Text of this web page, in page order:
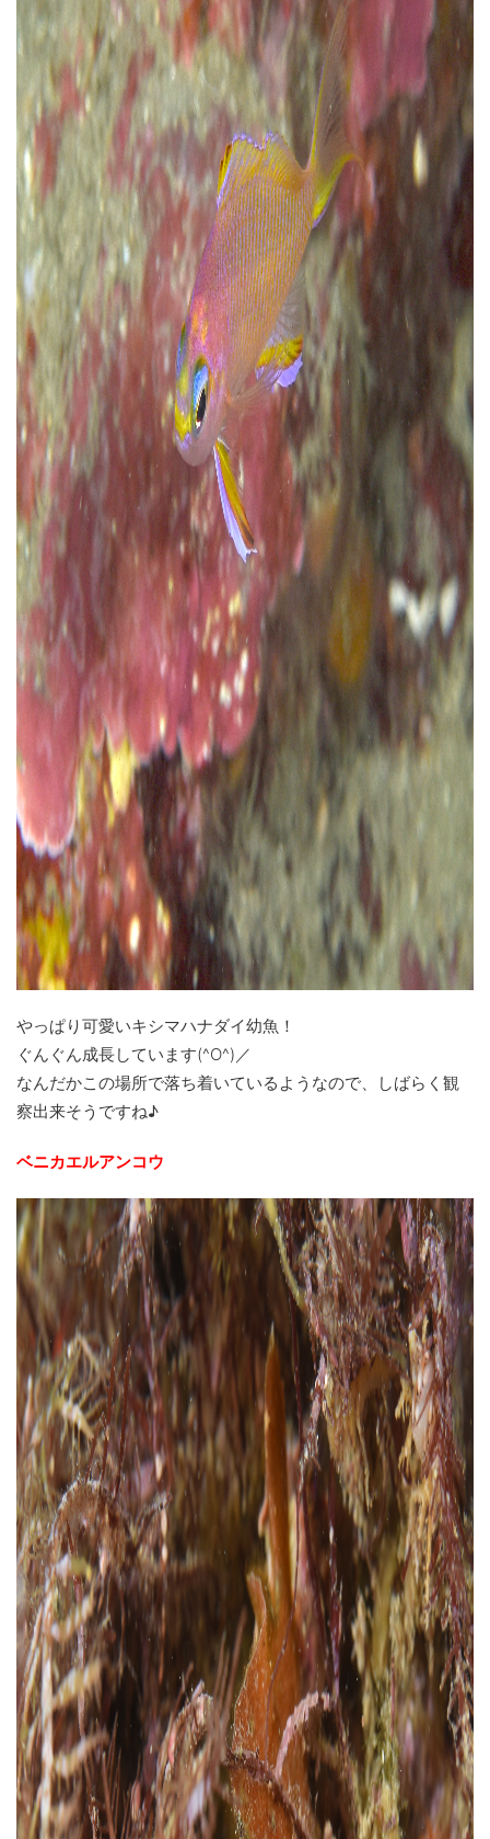
やっぱり可愛いキシマハナダイ幼魚！
ぐんぐん成長しています(^O^)／
なんだかこの場所で落ち着いているようなので、しばらく観
察出来そうですね♪
ベニカエルアンコウ